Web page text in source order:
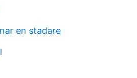
en stadare